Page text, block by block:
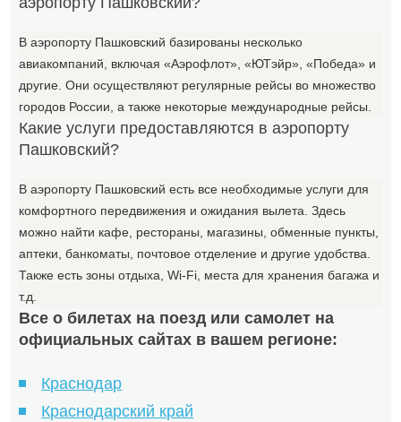
В аэропорту Пашковский базированы несколько
авиакомпаний, включая «Аэрофлот», «ЮТэйр», «Победа» и
другие. Они осуществляют регулярные рейсы во множество
городов России, а также некоторые международные рейсы.
Какие услуги предоставляются в аэропорту
Пашковский?
В аэропорту Пашковский есть все необходимые услуги для
комфортного передвижения и ожидания вылета. Здесь
можно найти кафе, рестораны, магазины, обменные пункты,
аптеки, банкоматы, почтовое отделение и другие удобства.
Также есть зоны отдыха, Wi-Fi, места для хранения багажа и
т.д.
Все о билетах на поезд или самолет на
официальных сайтах в вашем регионе:
Краснодар
Краснодарский край